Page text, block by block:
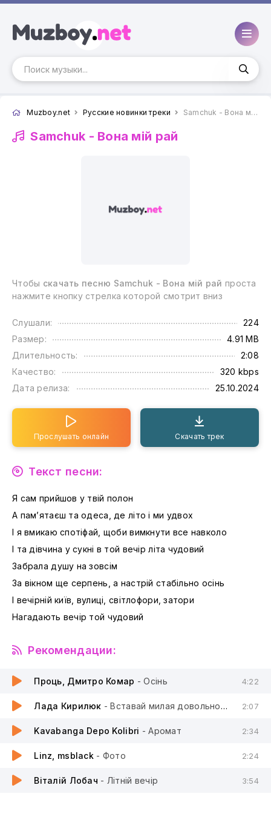
Muzboy.net Русские новинки треки Samchuk - Вона мій рай
Samchuk - Вона мій рай
Чтобы скачать песню Samchuk - Вона мій рай проста
нажмите кнопку стрелка которой смотрит вниз
Слушали:
224
Размер:
4.91 MB
Длительность:
2:08
Качество:
320 kbps
Дата релиза:
25.10.2024
Прослушать онлайн Скачать трек
Текст песни:
Я сам прийшов у твій полон
А памʼятаєш та одеса, де літо і ми удвох
І я вмикаю спотіфай, щоби вимкнути все навколо
І та дівчина у сукні в той вечір літа чудовий
Забрала душу на зовсім
За вікном ще серпень, а настрій стабільно осінь
І вечірній київ, вулиці, світлофори, затори
Нагадають вечір той чудовий
Рекомендации:
Проць, Дмитро Комар - Осінь 4:22
Лада Кирилюк - Вставай милая довольно спати 2:07
Kavabanga Depo Kolibri - Аромат 2:34
Linz, msblack - Фото 2:24
Віталій Лобач - Літній вечір 3:54